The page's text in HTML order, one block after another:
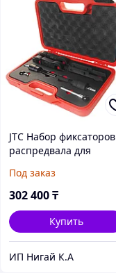
JTC Набор фиксаторов
распредвала для
(PORSCHE Cayenne V8
4.5/4.8) JTC
Под заказ
302 400₸
Купить
ИП Нигай К.А